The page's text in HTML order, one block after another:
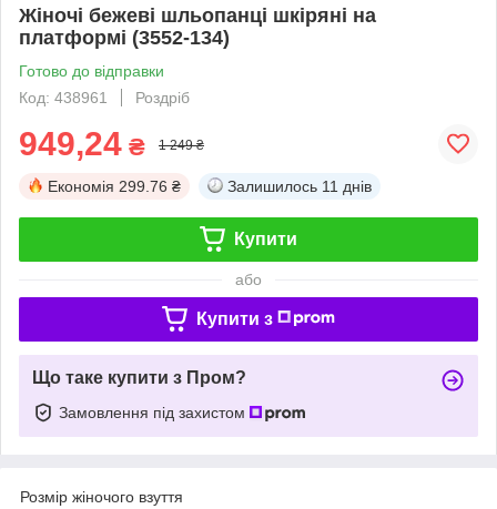
Жіночі бежеві шльопанці шкіряні на
платформі (3552-134)
Готово до відправки
Код: 438961
Роздріб
949,24 ₴ 1 249 ₴
Економія 299.76 ₴ Залишилось 11 днів
Купити
або
Купити з
Що таке купити з Пром?
Замовлення під захистом
Розмір жіночого взуття